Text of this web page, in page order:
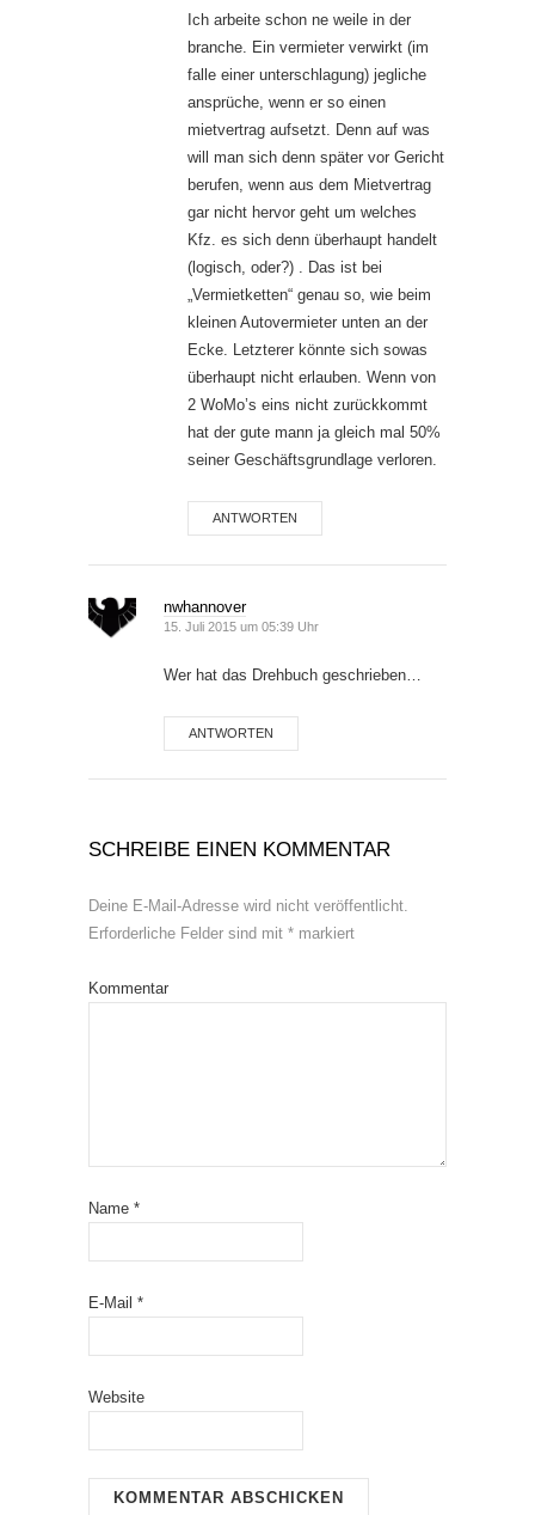
Ich arbeite schon ne weile in der
branche. Ein vermieter verwirkt (im
falle einer unterschlagung) jegliche
ansprüche, wenn er so einen
mietvertrag aufsetzt. Denn auf was
will man sich denn später vor Gericht
berufen, wenn aus dem Mietvertrag
gar nicht hervor geht um welches
Kfz. es sich denn überhaupt handelt
(logisch, oder?) . Das ist bei
„Vermietketten“ genau so, wie beim
kleinen Autovermieter unten an der
Ecke. Letzterer könnte sich sowas
überhaupt nicht erlauben. Wenn von
2 WoMo’s eins nicht zurückkommt
hat der gute mann ja gleich mal 50%
seiner Geschäftsgrundlage verloren.
ANTWORTEN
nwhannover
15. Juli 2015 um 05:39 Uhr
Wer hat das Drehbuch geschrieben…
ANTWORTEN
SCHREIBE EINEN KOMMENTAR
Deine E-Mail-Adresse wird nicht veröffentlicht.
Erforderliche Felder sind mit * markiert
Kommentar
Name *
E-Mail *
Website